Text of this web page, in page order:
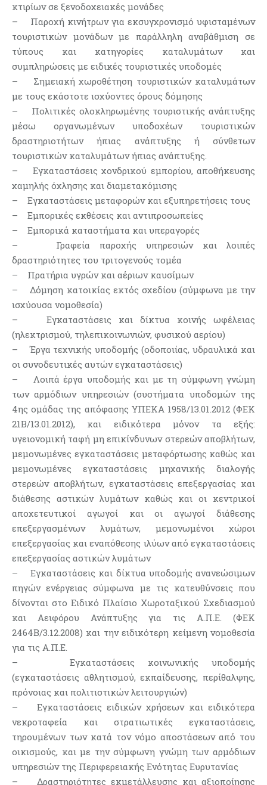
κτιρίων σε ξενοδοχειακές μονάδες
– Παροχή κινήτρων για εκσυγχρονισμό υφισταμένων
τουριστικών μονάδων με παράλληλη αναβάθμιση σε
τύπους και κατηγορίες καταλυμάτων και
συμπληρώσεις με ειδικές τουριστικές υποδομές
– Σημειακή χωροθέτηση τουριστικών καταλυμάτων
με τους εκάστοτε ισχύοντες όρους δόμησης
– Πολιτικές ολοκληρωμένης τουριστικής ανάπτυξης
μέσω οργανωμένων υποδοχέων τουριστικών
δραστηριοτήτων ήπιας ανάπτυξης ή σύνθετων
τουριστικών καταλυμάτων ήπιας ανάπτυξης.
– Εγκαταστάσεις χονδρικού εμπορίου, αποθήκευσης
χαμηλής όχλησης και διαμετακόμισης
– Εγκαταστάσεις μεταφορών και εξυπηρετήσεις τους
– Εμπορικές εκθέσεις και αντιπροσωπείες
– Εμπορικά καταστήματα και υπεραγορές
– Γραφεία παροχής υπηρεσιών και λοιπές
δραστηριότητες του τριτογενούς τομέα
– Πρατήρια υγρών και αέριων καυσίμων
– Δόμηση κατοικίας εκτός σχεδίου (σύμφωνα με την
ισχύουσα νομοθεσία)
– Εγκαταστάσεις και δίκτυα κοινής ωφέλειας
(ηλεκτρισμού, τηλεπικοινωνιών, φυσικού αερίου)
– Έργα τεχνικής υποδομής (οδοποιίας, υδραυλικά και
οι συνοδευτικές αυτών εγκαταστάσεις)
– Λοιπά έργα υποδομής και με τη σύμφωνη γνώμη
των αρμόδιων υπηρεσιών (συστήματα υποδομών της
4ης ομάδας της απόφασης ΥΠΕΚΑ 1958/13.01.2012 (ΦΕΚ
21Β/13.01.2012), και ειδικότερα μόνον τα εξής:
υγειονομική ταφή μη επικίνδυνων στερεών αποβλήτων,
μεμονωμένες εγκαταστάσεις μεταφόρτωσης καθώς και
μεμονωμένες εγκαταστάσεις μηχανικής διαλογής
στερεών αποβλήτων, εγκαταστάσεις επεξεργασίας και
διάθεσης αστικών λυμάτων καθώς και οι κεντρικοί
αποχετευτικοί αγωγοί και οι αγωγοί διάθεσης
επεξεργασμένων λυμάτων, μεμονωμένοι χώροι
επεξεργασίας και εναπόθεσης ιλύων από εγκαταστάσεις
επεξεργασίας αστικών λυμάτων
– Εγκαταστάσεις και δίκτυα υποδομής ανανεώσιμων
πηγών ενέργειας σύμφωνα με τις κατευθύνσεις που
δίνονται στο Ειδικό Πλαίσιο Χωροταξικού Σχεδιασμού
και Αειφόρου Ανάπτυξης για τις Α.Π.Ε. (ΦΕΚ
2464Β/3.12.2008) και την ειδικότερη κείμενη νομοθεσία
για τις Α.Π.Ε.
– Εγκαταστάσεις κοινωνικής υποδομής
(εγκαταστάσεις αθλητισμού, εκπαίδευσης, περίθαλψης,
πρόνοιας και πολιτιστικών λειτουργιών)
– Εγκαταστάσεις ειδικών χρήσεων και ειδικότερα
νεκροταφεία και στρατιωτικές εγκαταστάσεις,
τηρουμένων των κατά τον νόμο αποστάσεων από του
οικισμούς, και με την σύμφωνη γνώμη των αρμόδιων
υπηρεσιών της Περιφερειακής Ενότητας Ευρυτανίας
– Δραστηριότητες εκμετάλλευσης και αξιοποίησης